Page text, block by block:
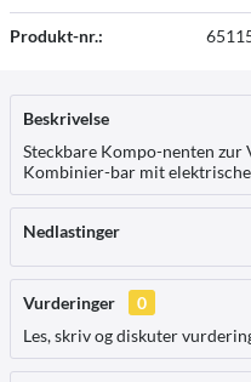
Produkt-nr.:
Beskrivelse
Steckbare Kompo-nenten zur
Kombinier-bar mit
Nedlastinger
Vurderinger
0
Les, skriv og diskuter